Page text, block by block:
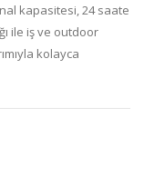
kapasitesi, 24 saate
ile iş ve outdoor
kolayca